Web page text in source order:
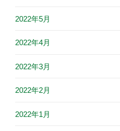
2022年5月
2022年4月
2022年3月
2022年2月
2022年1月